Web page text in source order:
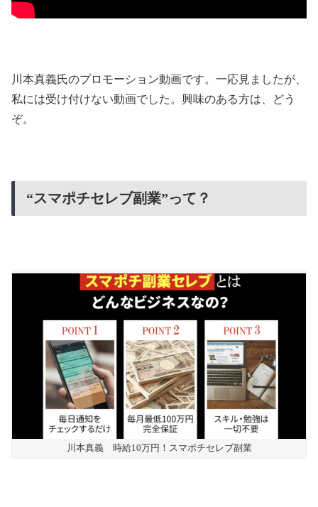
川本真義氏のプロモーション動画です。一応見ましたが、
私には受け付けない動画でした。興味のある方は、どう
ぞ。
“スマポチセレブ副業”って？
川本真義 時給10万円！スマポチセレブ副業